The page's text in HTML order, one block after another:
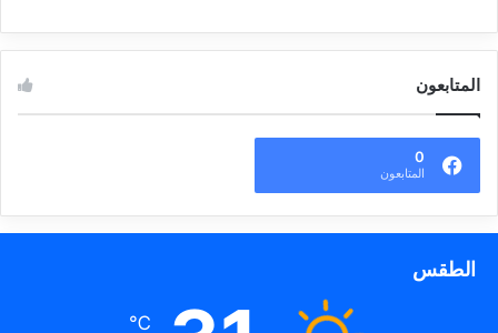
المتابعون
0
المتابعون
الطقس
℃